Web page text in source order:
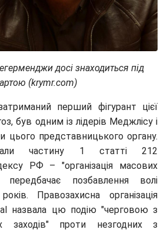
досі знаходиться під
(krymr.com)
перший фігурант цієї
був одним із лідерів Меджлісу і
цього представницького органу.
частину 1 статті 212
РФ – "організація масових
позбавлення волі
Правозахисна організація
назвала цю подію "черговою з
заходів" проти незгодних з